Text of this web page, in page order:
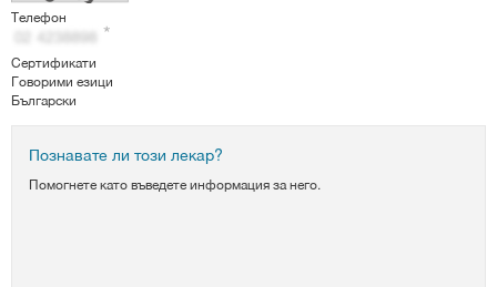
Телефон
Сертификати
Говорими езици
Български
Познавате ли този лекар?
Помогнете като въведете информация за него.